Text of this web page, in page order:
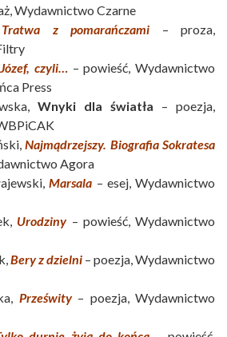
Wydawnictwo Czarne
Tratwa z pomarańczami – proza,
Józef, czyli… – powieść, Wydawnictwo
Press
Wnyki dla światła – poezja,
Najmądrzejszy. Biografia Sokratesa
Agora
Marsala – esej, Wydawnictwo
Urodziny– powieść, Wydawnictwo
Bery z dzielni – poezja, Wydawnictwo
Prześwity– poezja, Wydawnictwo